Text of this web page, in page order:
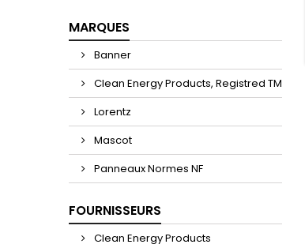
MARQUES
Banner
Clean Energy Products, Registred TM
Lorentz
Mascot
Panneaux Normes NF
FOURNISSEURS
Clean Energy Products